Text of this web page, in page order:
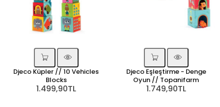
Djeco Küpler // 10 Vehicles
Blocks
1.499,90TL
Djeco Eşleştirme - Denge
Oyun // Topanifarm
1.749,90TL